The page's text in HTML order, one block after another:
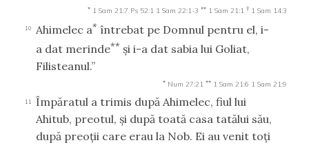
* 1 Sam 21:7 Ps 52:1 1 Sam 22:1-3 ** 1 Sam 21:1 † 1 Sam 14:3
10 Ahimelec a* întrebat pe Domnul pentru el, i-
a dat merinde** şi i-a dat sabia lui Goliat,
Filisteanul.”
* Num 27:21 ** 1 Sam 21:6 1 Sam 21:9
11
Împăratul a trimis după Ahimelec, fiul lui
Ahitub, preotul, şi după toată casa tatălui său,
după preoţii care erau la Nob. Ei au venit toţi